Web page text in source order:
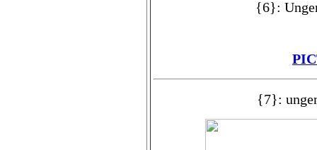
{6}:
{7}: